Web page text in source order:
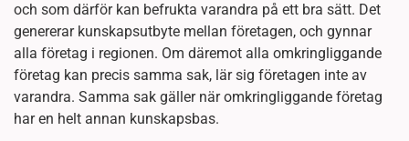
och som därför kan befrukta varandra på ett bra sätt. Det
genererar kunskapsutbyte mellan företagen, och gynnar
alla företag i regionen. Om däremot alla omkringliggande
företag kan precis samma sak, lär sig företagen inte av
varandra. Samma sak gäller när omkringliggande företag
har en helt annan kunskapsbas.